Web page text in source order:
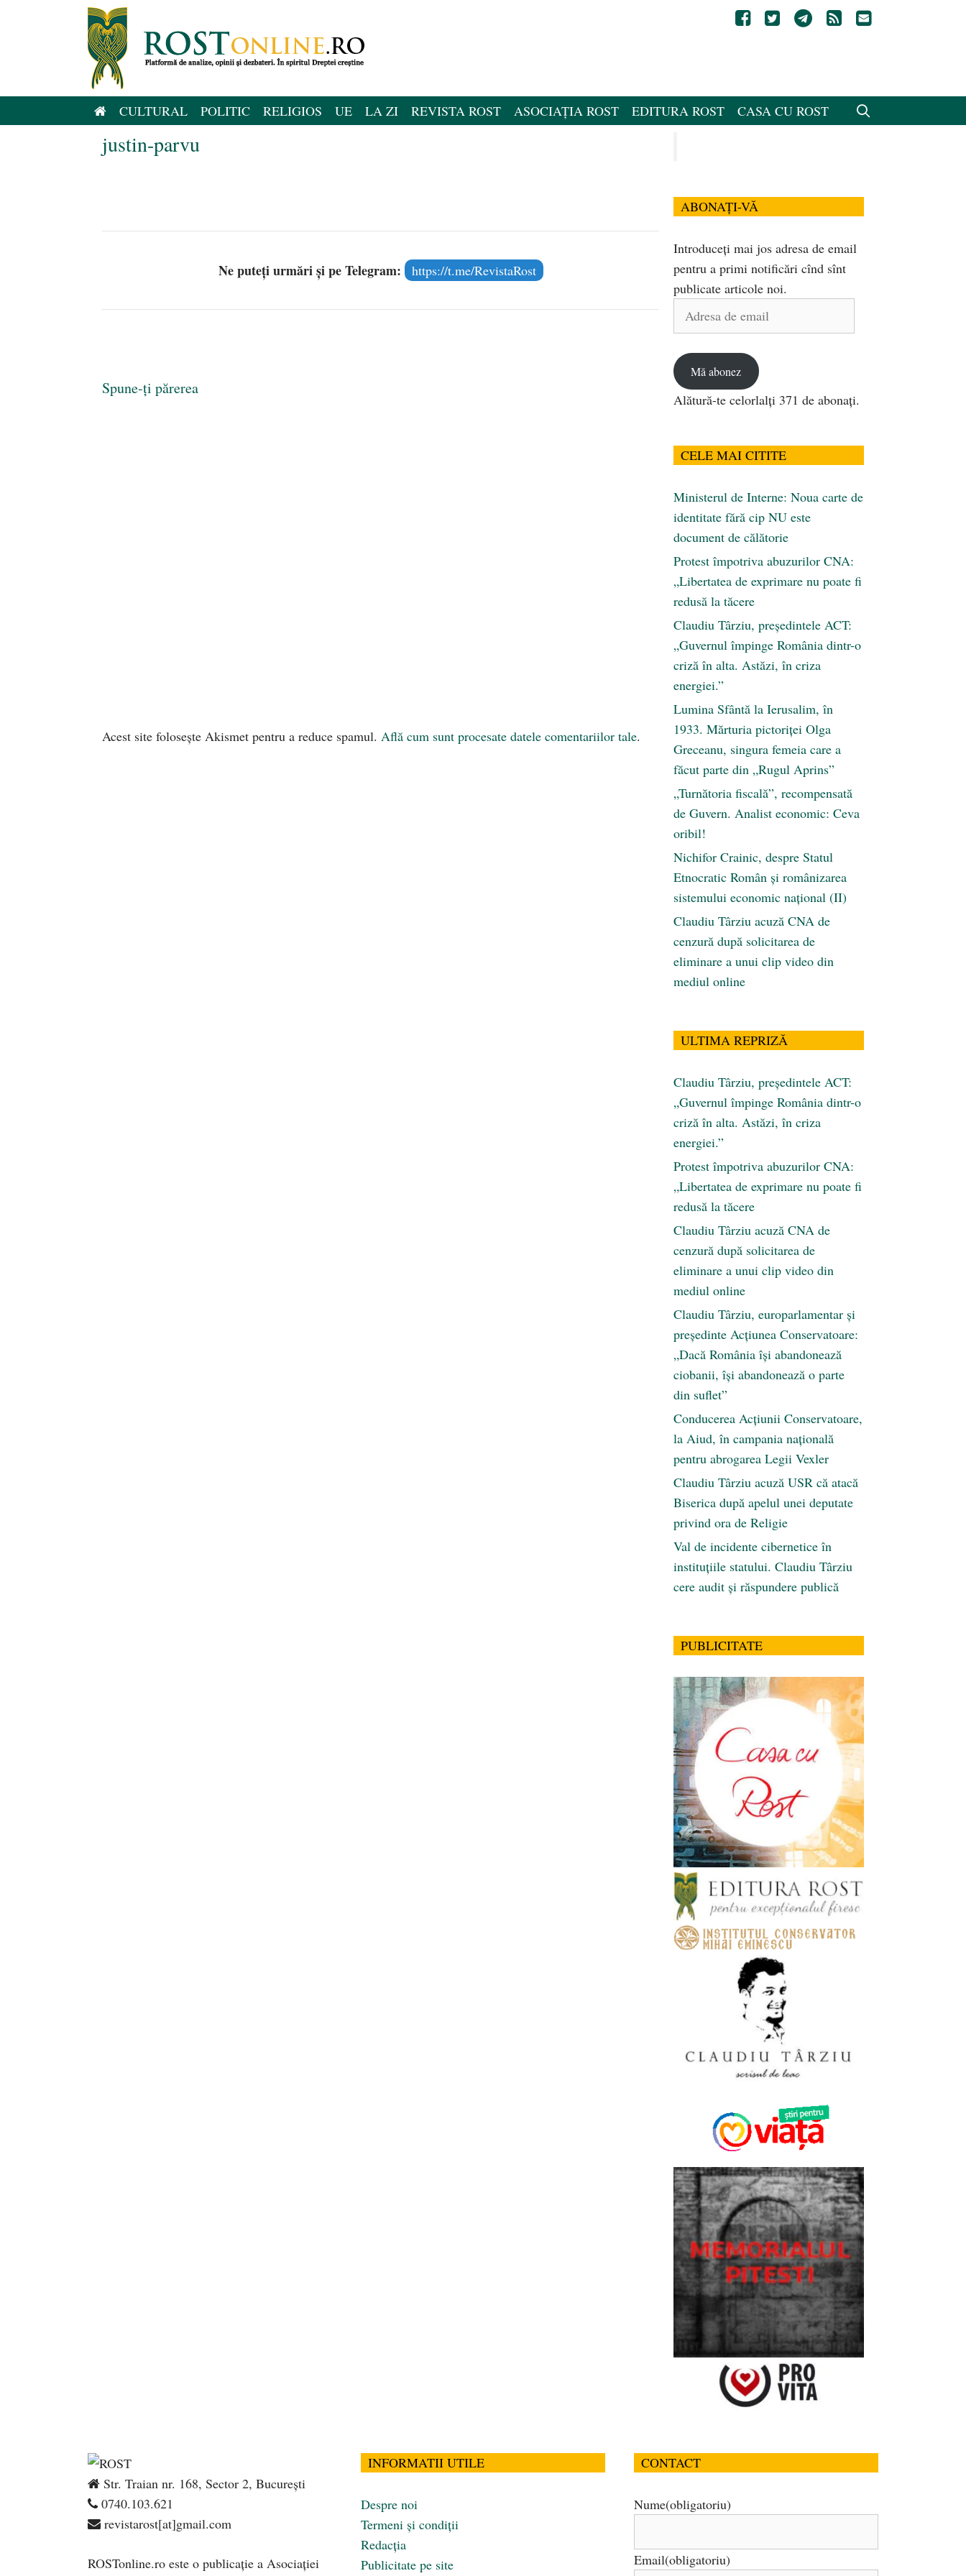
CULTURAL POLITIC RELIGIOS UE LA ZI REVISTA ROST ASOCIAȚIA ROST EDITURA ROST CASA CU ROST
justin-parvu
Ne puteți urmări și pe Telegram: https://t.me/RevistaRost
Spune-ți părerea
Acest site folosește Akismet pentru a reduce spamul. Află cum sunt procesate datele comentariilor tale.
ABONAȚI-VĂ
Introduceți mai jos adresa de email
pentru a primi notificări cînd sînt
publicate articole noi.
Adresa
Mă abonez
Alătură-te celorlalți 371 de abonați.
CELE MAI CITITE
Ministerul de Interne: Noua carte de
identitate fără cip NU este
document de călătorie
Protest împotriva abuzurilor CNA:
„Libertatea de exprimare nu poate fi
redusă la tăcere
Claudiu Târziu, președintele ACT:
„Guvernul împinge România dintr-o
criză în alta. Astăzi, în criza
energiei.”
Lumina Sfântă la Ierusalim, în
1933. Mărturia pictoriței Olga
Greceanu, singura femeia care a
făcut parte din „Rugul Aprins”
„Turnătoria fiscală”, recompensată
de Guvern. Analist economic: Ceva
oribil!
Nichifor Crainic, despre Statul
Etnocratic Român şi românizarea
sistemului economic naţional (II)
Claudiu Târziu acuză CNA de
cenzură după solicitarea de
eliminare a unui clip video din
mediul online
ULTIMA REPRIZĂ
Claudiu Târziu, președintele ACT:
„Guvernul împinge România dintr-o
criză în alta. Astăzi, în criza
energiei.”
Protest împotriva abuzurilor CNA:
„Libertatea de exprimare nu poate fi
redusă la tăcere
Claudiu Târziu acuză CNA de
cenzură după solicitarea de
eliminare a unui clip video din
mediul online
Claudiu Târziu, europarlamentar și
președinte Acțiunea Conservatoare:
„Dacă România își abandonează
ciobanii, își abandonează o parte
din suflet”
Conducerea Acțiunii Conservatoare,
la Aiud, în campania națională
pentru abrogarea Legii Vexler
Claudiu Târziu acuză USR că atacă
Biserica după apelul unei deputate
privind ora de Religie
Val de incidente cibernetice în
instituțiile statului. Claudiu Târziu
cere audit și răspundere publică
PUBLICITATE
Str. Traian nr. 168, Sector 2, București
0740.103.621
revistarost[at]gmail.com
ROSTonline.ro este o publicaţie a Asociaţiei
INFORMATII UTILE
Despre noi
Termeni și condiții
Redacția
Publicitate pe site
CONTACT
Nume(obligatoriu)
Email(obligatoriu)